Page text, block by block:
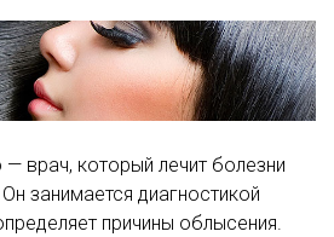
врач, который лечит болезни
занимается диагностикой
причины облысения.